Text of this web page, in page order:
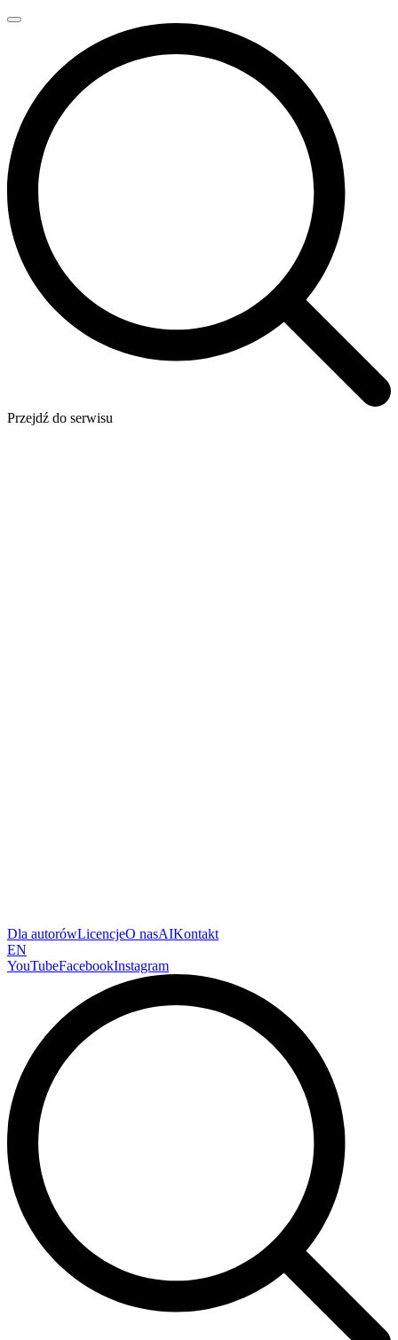
Przejdź do serwisu
Dla autorówLicencjeO nasAIKontakt
EN
YouTubeFacebookInstagram